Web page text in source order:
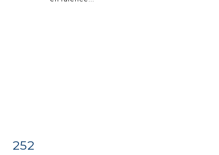
Item detail
252